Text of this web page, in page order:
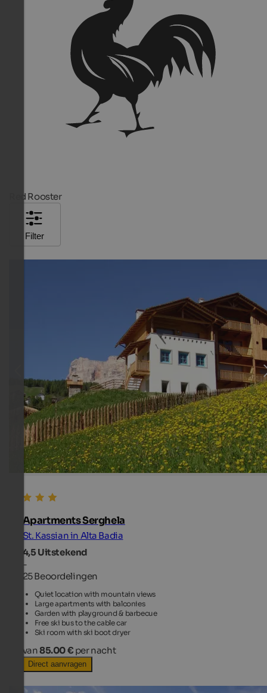
Red Rooster
Filter
Apartments Serghela
St. Kassian in Alta Badia
4,5 Uitstekend
-
25 Beoordelingen
Quiet location with mountain views
Large apartments with balconies
Garden with playground & barbecue
Free ski bus to the cable car
Ski room with ski boot dryer
van85.00 € per nacht
Direct aanvragen